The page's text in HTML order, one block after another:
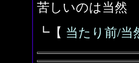
苦しいのは当然
┗【 当たり前/当